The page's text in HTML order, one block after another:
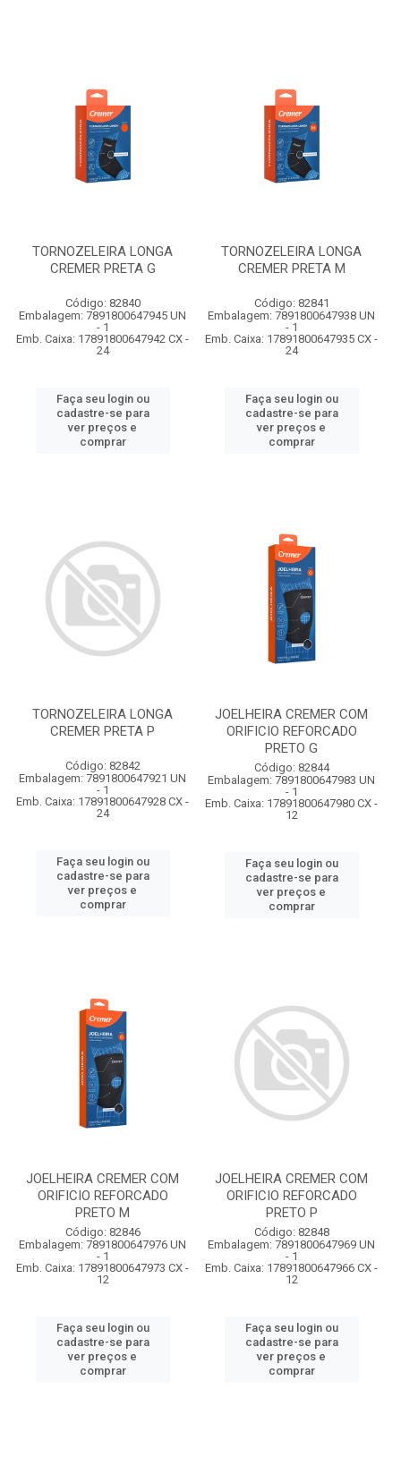
TORNOZELEIRA LONGA
CREMER PRETA G
Código: 82840
Embalagem: 7891800647945 UN
- 1
Emb. Caixa: 17891800647942 CX -
24
Faça seu login ou
cadastre-se para
ver preços e
comprar
TORNOZELEIRA LONGA
CREMER PRETA M
Código: 82841
Embalagem: 7891800647938 UN
- 1
Emb. Caixa: 17891800647935 CX -
24
Faça seu login ou
cadastre-se para
ver preços e
comprar
TORNOZELEIRA LONGA
CREMER PRETA P
Código: 82842
Embalagem: 7891800647921 UN
- 1
Emb. Caixa: 17891800647928 CX -
24
Faça seu login ou
cadastre-se para
ver preços e
comprar
JOELHEIRA CREMER COM
ORIFICIO REFORCADO
PRETO G
Código: 82844
Embalagem: 7891800647983 UN
- 1
Emb. Caixa: 17891800647980 CX -
12
Faça seu login ou
cadastre-se para
ver preços e
comprar
JOELHEIRA CREMER COM
ORIFICIO REFORCADO
PRETO M
Código: 82846
Embalagem: 7891800647976 UN
- 1
Emb. Caixa: 17891800647973 CX -
12
Faça seu login ou
cadastre-se para
ver preços e
comprar
JOELHEIRA CREMER COM
ORIFICIO REFORCADO
PRETO P
Código: 82848
Embalagem: 7891800647969 UN
- 1
Emb. Caixa: 17891800647966 CX -
12
Faça seu login ou
cadastre-se para
ver preços e
comprar